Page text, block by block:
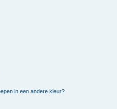
in een andere kleur?